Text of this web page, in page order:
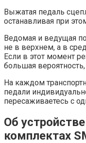
Выжатая педаль
останавливая при
Ведомая и ведущая
не в верхнем, а в
Если в этот момент
большая вероятность,
На каждом
педали
пересаживаетесь с
Об
комплектах